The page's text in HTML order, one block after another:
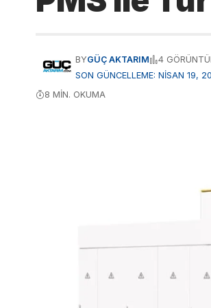
SON GÜNCELLEME: NISAN 19,
BYGÜÇ AKTARIM 4
8 MIN. OKUMA